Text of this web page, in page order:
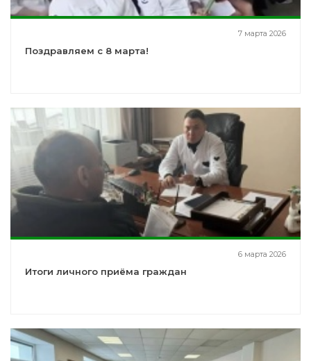
7 марта 2026
Поздравляем с 8 марта!
6 марта 2026
Итоги личного приёма граждан